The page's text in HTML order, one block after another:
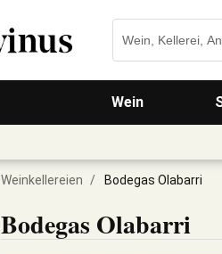
Wein
Weinkellereien / Bodegas Olabarri
Bodegas Olabarri